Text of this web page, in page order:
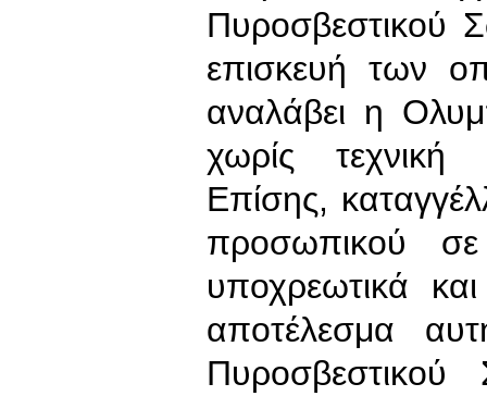
Πυροσβεστικού
επισκευή των
αναλάβει η
χωρίς τεχνική
Επίσης,
προσωπικού σε
υποχρεωτικά
αποτέλεσμα